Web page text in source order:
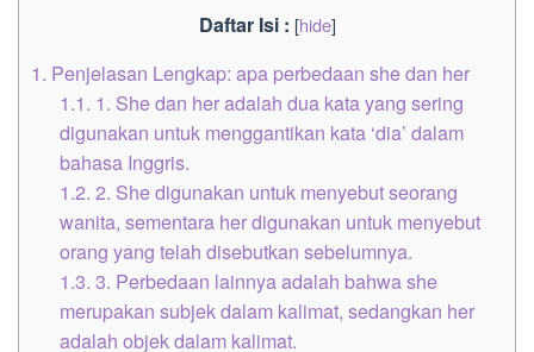
Daftar Isi : [hide]
1. Penjelasan Lengkap: apa perbedaan she dan her
1.1. 1. She dan her adalah dua kata yang sering
digunakan untuk menggantikan kata ‘dia’ dalam
bahasa Inggris.
1.2. 2. She digunakan untuk menyebut seorang
wanita, sementara her digunakan untuk menyebut
orang yang telah disebutkan sebelumnya.
1.3. 3. Perbedaan lainnya adalah bahwa she
merupakan subjek dalam kalimat, sedangkan her
adalah objek dalam kalimat.